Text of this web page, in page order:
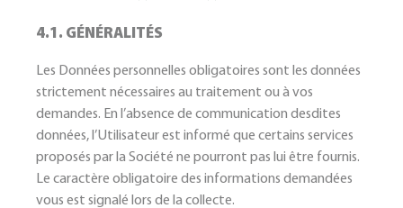
4.1. GÉNÉRALITÉS
Les Données personnelles obligatoires sont les données
strictement nécessaires au traitement ou à vos
demandes. En l’absence de communication desdites
données, l’Utilisateur est informé que certains services
proposés par la Société ne pourront pas lui être fournis.
Le caractère obligatoire des informations demandées
vous est signalé lors de la collecte.